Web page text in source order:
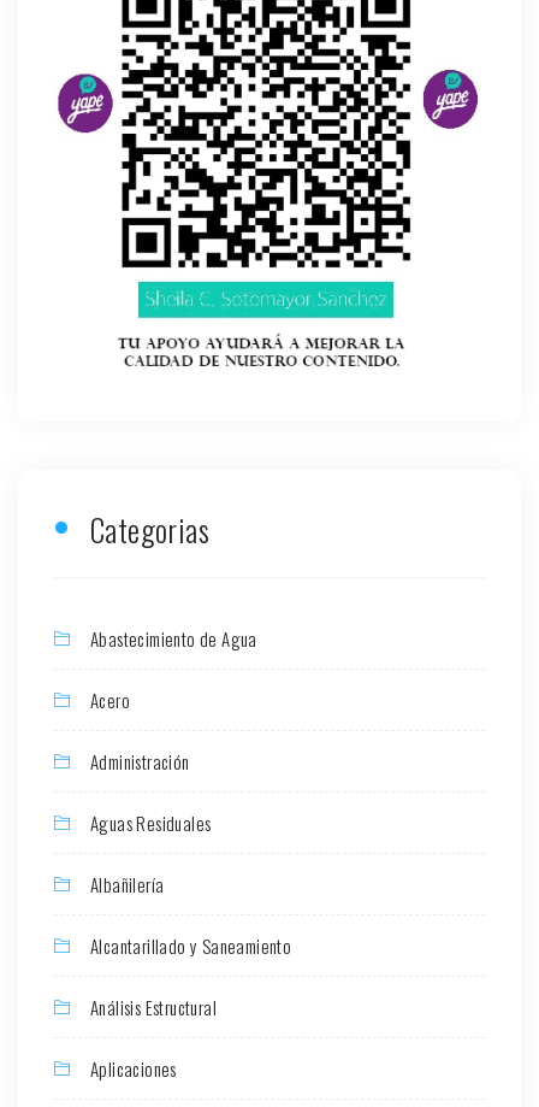
Categorias
Abastecimiento de Agua
Acero
Administración
Aguas Residuales
Albañilería
Alcantarillado y Saneamiento
Análisis Estructural
Aplicaciones